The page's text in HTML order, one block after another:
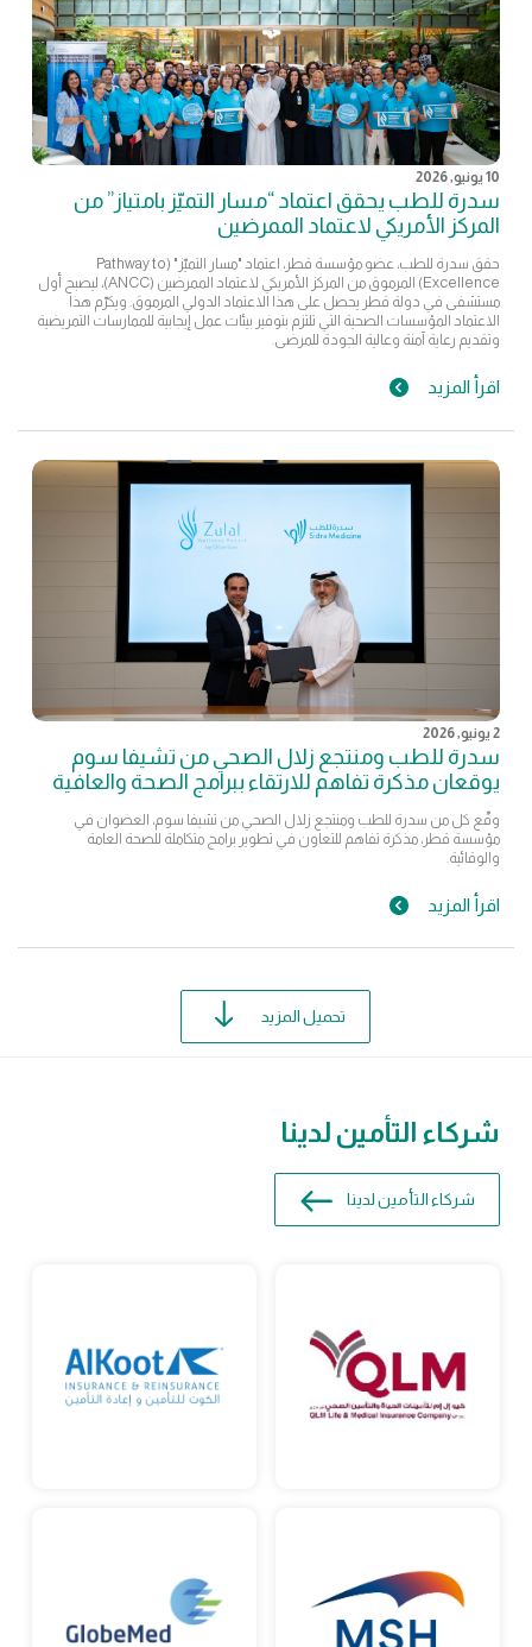
10 يونيو, 2026
سدرة للطب يحقق اعتماد “مسار التميّز بامتياز” من
المركز الأمريكي لاعتماد الممرضين
حقق سدرة للطب، عضو مؤسسة قطر، اعتماد "مسار التميّز" (Pathway to
Excellence) المرموق من المركز الأمريكي لاعتماد الممرضين (ANCC)، ليصبح أول
مستشفى في دولة قطر يحصل على هذا الاعتماد الدولي المرموق. ويكرّم هذا
الاعتماد المؤسسات الصحية التي تلتزم بتوفير بيئات عمل إيجابية للممارسات التمريضية
وتقديم رعاية آمنة وعالية الجودة للمرضى.
اقرأ المزيد
2 يونيو, 2026
سدرة للطب ومنتجع زلال الصحي من تشيفا سوم
يوقعان مذكرة تفاهم للارتقاء ببرامج الصحة والعافية
وقّع كل من سدرة للطب ومنتجع زلال الصحي من تشيفا سوم، العضوان في
مؤسسة قطر، مذكرة تفاهم للتعاون في تطوير برامج متكاملة للصحة العامة
والوقائية.
اقرأ المزيد
تحميل المزيد
شركاء التأمين لدينا
شركاء التأمين لدينا